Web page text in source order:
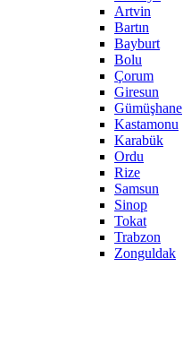
Artvin
Bartın
Bayburt
Bolu
Çorum
Giresun
Gümüşhane
Kastamonu
Karabük
Ordu
Rize
Samsun
Sinop
Tokat
Trabzon
Zonguldak